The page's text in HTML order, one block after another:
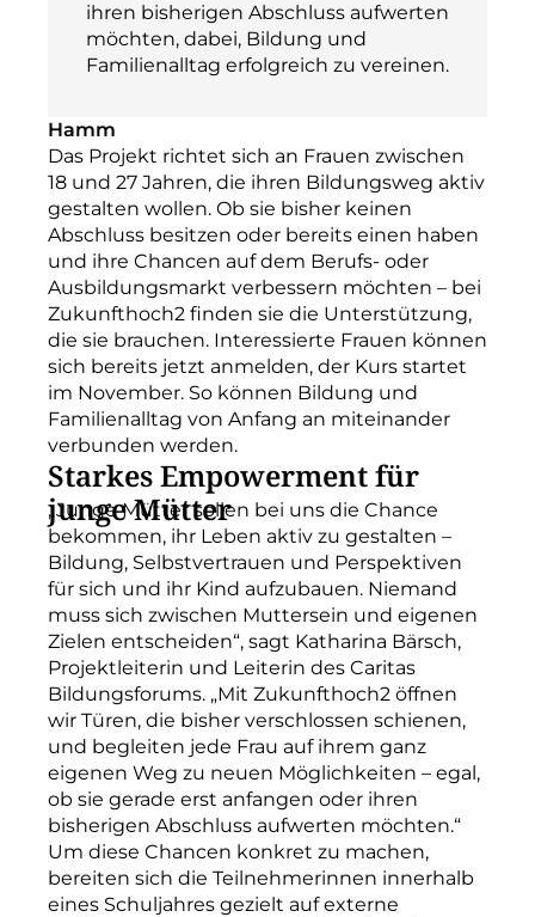
ihren bisherigen Abschluss aufwerten
möchten, dabei, Bildung und
Familienalltag erfolgreich zu vereinen.
Hamm
Das Projekt richtet sich an Frauen zwischen
18 und 27 Jahren, die ihren Bildungsweg aktiv
gestalten wollen. Ob sie bisher keinen
Abschluss besitzen oder bereits einen haben
und ihre Chancen auf dem Berufs- oder
Ausbildungsmarkt verbessern möchten – bei
Zukunfthoch2 finden sie die Unterstützung,
die sie brauchen. Interessierte Frauen können
sich bereits jetzt anmelden, der Kurs startet
im November. So können Bildung und
Familienalltag von Anfang an miteinander
verbunden werden.
Starkes Empowerment für
junge Mütter
„Junge Mütter sollen bei uns die Chance
bekommen, ihr Leben aktiv zu gestalten –
Bildung, Selbstvertrauen und Perspektiven
für sich und ihr Kind aufzubauen. Niemand
muss sich zwischen Muttersein und eigenen
Zielen entscheiden“, sagt Katharina Bärsch,
Projektleiterin und Leiterin des Caritas
Bildungsforums. „Mit Zukunfthoch2 öffnen
wir Türen, die bisher verschlossen schienen,
und begleiten jede Frau auf ihrem ganz
eigenen Weg zu neuen Möglichkeiten – egal,
ob sie gerade erst anfangen oder ihren
bisherigen Abschluss aufwerten möchten.“
Um diese Chancen konkret zu machen,
bereiten sich die Teilnehmerinnen innerhalb
eines Schuljahres gezielt auf externe